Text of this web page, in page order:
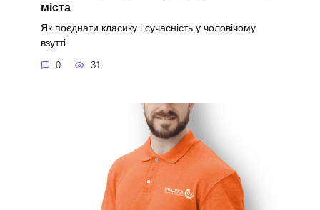
міста
Як поєднати класику і сучасність у чоловічому
взутті
0 31